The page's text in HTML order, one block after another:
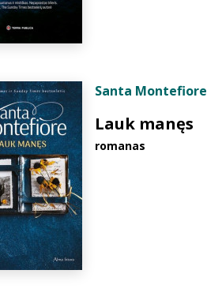
Santa Montefiore
Lauk manęs
romanas